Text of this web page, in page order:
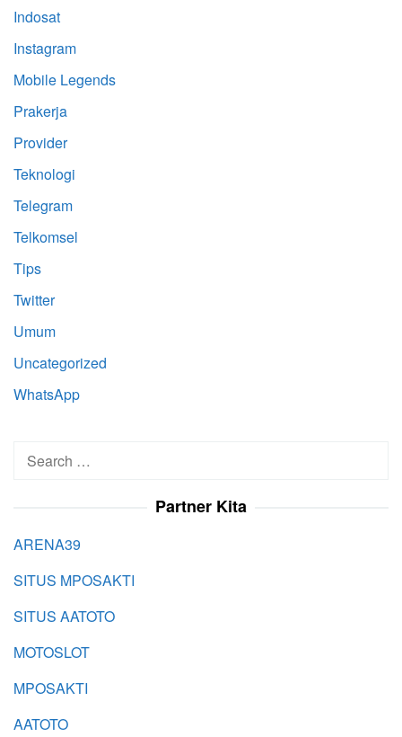
Indosat
Instagram
Mobile Legends
Prakerja
Provider
Teknologi
Telegram
Telkomsel
Tips
Twitter
Umum
Uncategorized
WhatsApp
Search
for:
Partner Kita
ARENA39
SITUS MPOSAKTI
SITUS AATOTO
MOTOSLOT
MPOSAKTI
AATOTO